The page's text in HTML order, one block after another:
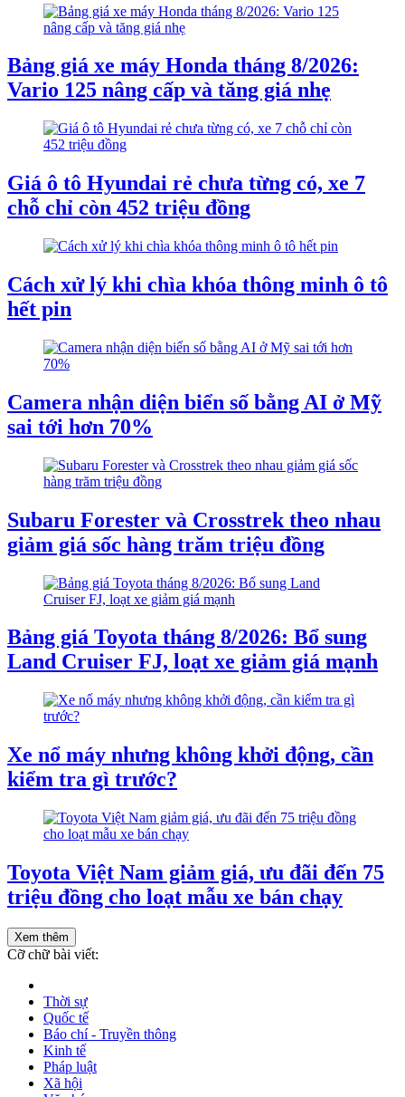
Bảng giá xe máy Honda tháng 8/2026:
Vario 125 nâng cấp và tăng giá nhẹ
Giá ô tô Hyundai rẻ chưa từng có, xe 7
chỗ chỉ còn 452 triệu đồng
Cách xử lý khi chìa khóa thông minh ô tô
hết pin
Camera nhận diện biển số bằng AI ở Mỹ
sai tới hơn 70%
Subaru Forester và Crosstrek theo nhau
giảm giá sốc hàng trăm triệu đồng
Bảng giá Toyota tháng 8/2026: Bổ sung
Land Cruiser FJ, loạt xe giảm giá mạnh
Xe nổ máy nhưng không khởi động, cần
kiểm tra gì trước?
Toyota Việt Nam giảm giá, ưu đãi đến 75
triệu đồng cho loạt mẫu xe bán chạy
Xem thêm
Cỡ chữ bài viết:
Thời sự
Quốc tế
Báo chí - Truyền thông
Kinh tế
Pháp luật
Xã hội